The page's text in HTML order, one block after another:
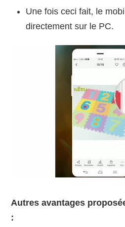
Une fois ceci fait, le
directement sur le PC.
Autres avantages
: